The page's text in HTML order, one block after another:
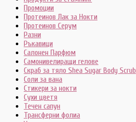
Промоции
Протеинов Лак за Нокти
Протеинов Серум
Разни
Ръкавици
Салонен Парфюм
Самонивелиращи гелове
Скраб за тяло Shea Sugar Body Scrub
Соли за вана
Стикери за нокти
Сухи цветя
Течен сапун
Трансферни фолиа